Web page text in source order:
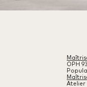
OPH
Atelier